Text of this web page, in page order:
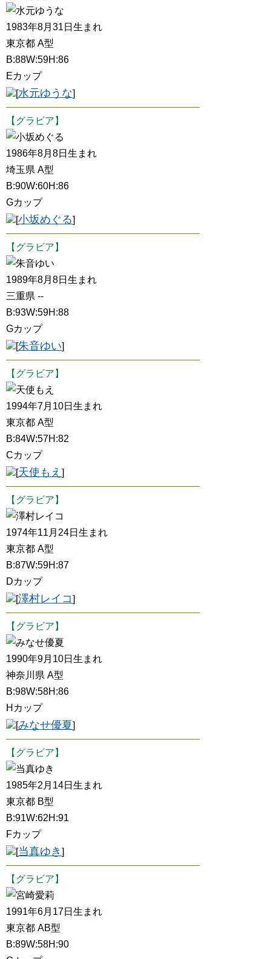
水元ゆうな
1983年8月31日生まれ
東京都 A型
B:88W:59H:86
Eカップ
[水元ゆうな]
【グラビア】
小坂めぐる
1986年8月8日生まれ
埼玉県 A型
B:90W:60H:86
Gカップ
[小坂めぐる]
【グラビア】
朱音ゆい
1989年8月8日生まれ
三重県 --
B:93W:59H:88
Gカップ
[朱音ゆい]
【グラビア】
天使もえ
1994年7月10日生まれ
東京都 A型
B:84W:57H:82
Cカップ
[天使もえ ]
【グラビア】
澤村レイコ
1974年11月24日生まれ
東京都 A型
B:87W:59H:87
Dカップ
[澤村レイコ]
【グラビア】
みなせ優夏
1990年9月10日生まれ
神奈川県 A型
B:98W:58H:86
Hカップ
[みなせ優夏]
【グラビア】
当真ゆき
1985年2月14日生まれ
東京都 B型
B:91W:62H:91
Fカップ
[当真ゆき ]
【グラビア】
宮崎愛莉
1991年6月17日生まれ
東京都 AB型
B:89W:58H:90